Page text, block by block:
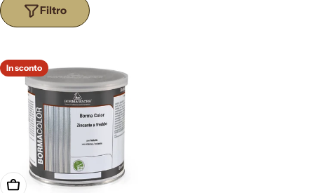
Filtro
In sconto
Scegli le opzioni